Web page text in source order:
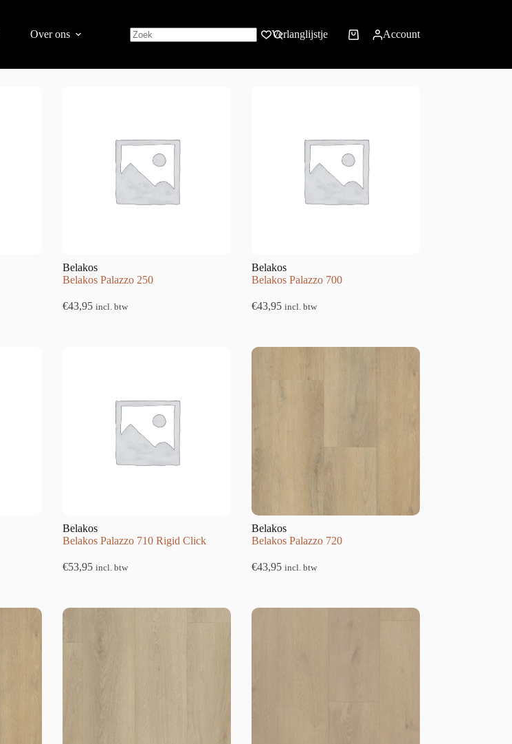
Over ons Verlanglijstje
Account
Belakos
Belakos Palazzo 250
€43,95 incl. btw
Belakos
Belakos Palazzo 700
€43,95 incl. btw
Belakos
Belakos Palazzo 710 Rigid Click
€53,95 incl. btw
Belakos
Belakos Palazzo 720
€43,95 incl. btw